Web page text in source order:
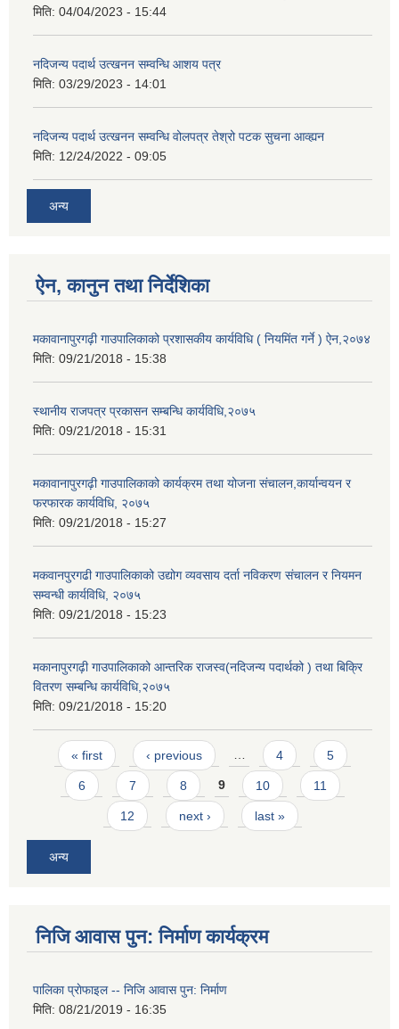
मिति: 04/04/2023 - 15:44
नदिजन्य पदार्थ उत्खनन सम्वन्धि आशय पत्र
मिति: 03/29/2023 - 14:01
नदिजन्य पदार्थ उत्खनन सम्वन्धि वोलपत्र तेश्रो पटक सुचना आव्ह्यन
मिति: 12/24/2022 - 09:05
अन्य
ऐन, कानुन तथा निर्देशिका
मकावानापुरगढ़ी गाउपालिकाको प्रशासकीय कार्यविधि ( नियमिंत गर्ने ) ऐन,२०७४
मिति: 09/21/2018 - 15:38
स्थानीय राजपत्र प्रकासन सम्बन्धि कार्यविधि,२०७५
मिति: 09/21/2018 - 15:31
मकावानापुरगढ़ी गाउपालिकाको कार्यक्रम तथा योजना संचालन,कार्यान्वयन र
फरफारक कार्यविधि, २०७५
मिति: 09/21/2018 - 15:27
मकवानपुरगढी गाउपालिकाको उद्योग व्यवसाय दर्ता नविकरण संचालन र नियमन
सम्वन्धी कार्यविधि, २०७५
मिति: 09/21/2018 - 15:23
मकानापुरगढ़ी गाउपालिकाको आन्तरिक राजस्व(नदिजन्य पदार्थको ) तथा बिक्रि
वितरण सम्बन्धि कार्यविधि,२०७५
मिति: 09/21/2018 - 15:20
Pages
« first ‹ previous … 4 5
6 7 8 9 10 11
12 next › last »
अन्य
निजि आवास पुन: निर्माण कार्यक्रम
पालिका प्राेफाइल -- निजि आवास पुन: निर्माण
मिति: 08/21/2019 - 16:35